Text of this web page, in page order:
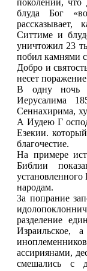
блуда Бог
Ситтиме и
уничтожил 23
побил камнями
Добро и
несет
В одну ночь
Иерусалима
Сеннахирима,
А Иудею Г
Езекии.
благочестие.
На примере
Библии
народам.
За попрание
разделение
Израильское,
ассириянами,
смешались с